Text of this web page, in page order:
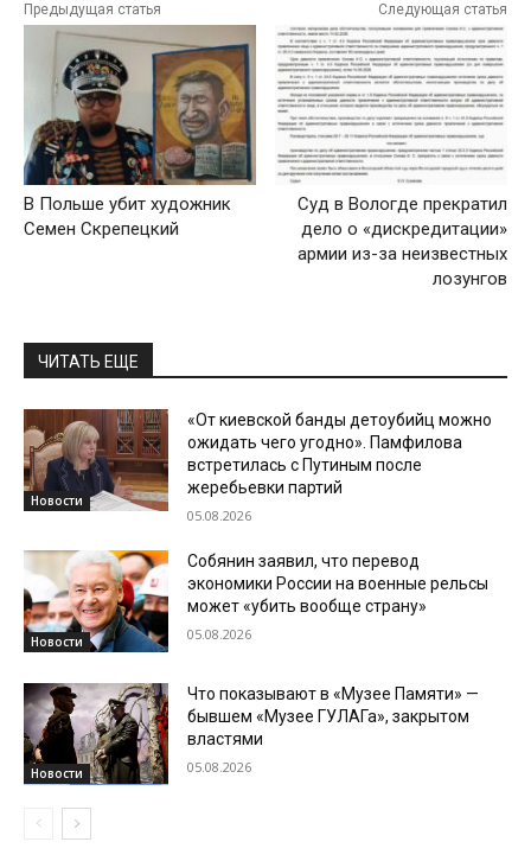
Предыдущая статья
В Польше убит художник
Семен Скрепецкий
Следующая статья
Суд в Вологде прекратил
дело о «дискредитации»
армии из-за неизвестных
лозунгов
ЧИТАТЬ ЕЩЕ
Новости
«От киевской банды детоубийц можно
ожидать чего угодно». Памфилова
встретилась с Путиным после
жеребьевки партий
05.08.2026
Новости
Собянин заявил, что перевод
экономики России на военные рельсы
может «убить вообще страну»
05.08.2026
Новости
Что показывают в «Музее Памяти» —
бывшем «Музее ГУЛАГа», закрытом
властями
05.08.2026